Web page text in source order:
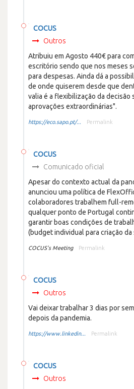
COCUS
Outros
Atribuiu em Agosto 440€ para
escritório sendo que nos meses
para despesas. Ainda dá a
de onde quiserem desde que
valia é a flexibilização da decisão
aprovações extraordinárias".
https://eco.sapo.pt/... Permalink
COCUS
Comunicado oficial
Apesar do contexto actual da
anunciou uma política de
colaboradores trabalhem full-
qualquer ponto de Portugal
garantir boas condições de
(budget individual para criação
COCUS's Meeting Permalink
COCUS
Outros
Vai deixar trabalhar 3 dias por
depois da pandemia.
https://www.linkedin... Permalink
COCUS
Outros